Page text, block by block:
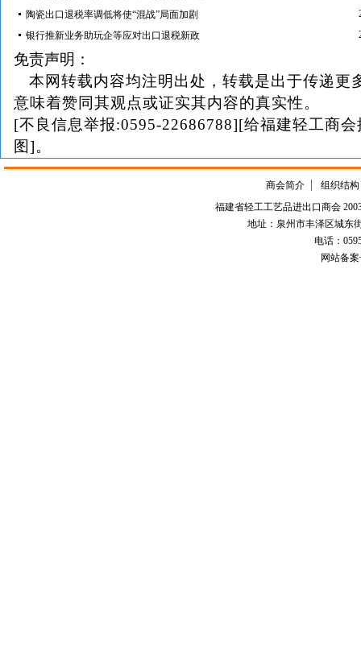
陶瓷出口退税率调低将使“混战”局面加剧
银行推新业务助玩企等应对出口退税新政
免责声明：
本网转载内容均注明出处，转载是出于传递更
意味着赞同其观点或证实其内容的真实性。
[不良信息举报:0595-22686788][给福建轻工商
图]。
商会简介
组织结构
福建省轻工工艺品进出口商会
地址：泉州市丰泽区城东
电话：0595-
网站备